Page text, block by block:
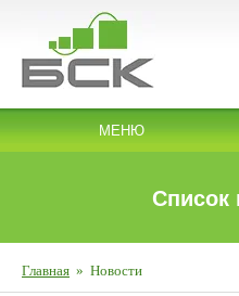
МЕНЮ
Список
Главная » Новости